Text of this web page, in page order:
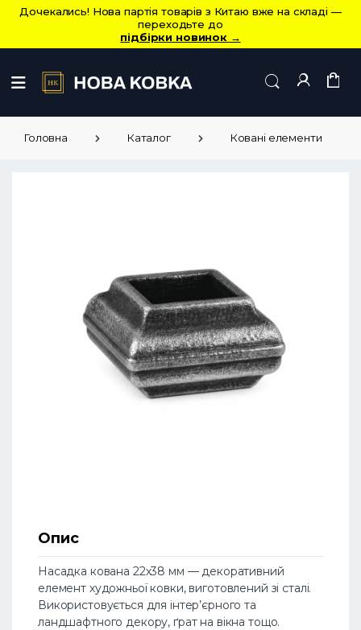
Дочекались! Нова партія товарів з Китаю вже на складі —
переходьте до
підбірки новинок →
Головна Каталог Ковані елементи
Опис
Насадка кована 22х38 мм — декоративний
елемент художньої ковки, виготовлений зі сталі.
Використовується для інтер’єрного та
ландшафтного декору, ґрат на вікна тощо.